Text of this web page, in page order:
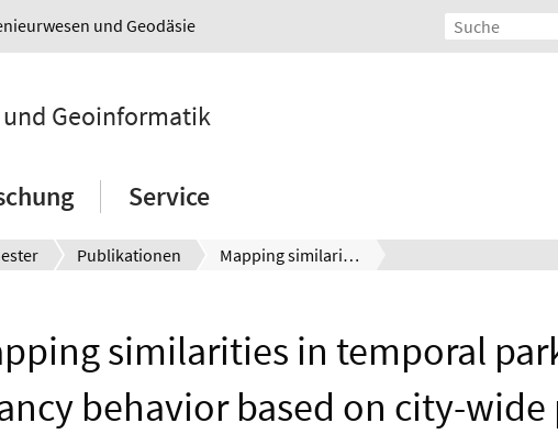
und Geodäsie
Geoinformatik
Service
Publikationen Mapping similarities in temporal parking occupancy behavior based on city-wide parking meter data
similarities in temporal
behavior based on city-